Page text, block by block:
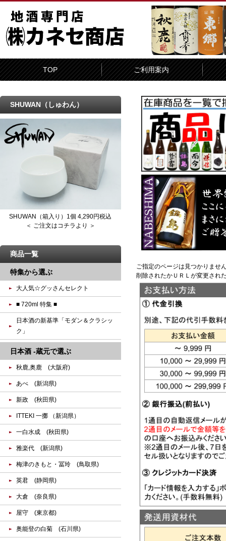
TOP ご利用案内
ご指定のページは見つかりませ
削除されたかＵＲＬが変更され
SHUWAN（しゅわん）
SHUWAN（箱入り）1個 4,290円税込
＜ ご注文はコチラより ＞
商品一覧
特集から選ぶ
大人気☆グッさんセレクト
■ 720ml 特集 ■
日本酒の新基準「モダン＆クラシッ
ク」
日本酒 -蔵元で選ぶ
秋鹿,奥鹿 (大阪府)
あべ (新潟県)
新政 (秋田県)
ITTEKI 一擲 （新潟県）
一白水成 (秋田県)
雅楽代 (新潟県)
梅津のきもと・冨玲 (鳥取県)
英君 (静岡県)
大倉 (奈良県)
屋守 (東京都)
奥能登の白菊 (石川県)